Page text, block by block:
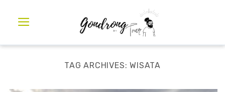
TAG ARCHIVES:WISATA